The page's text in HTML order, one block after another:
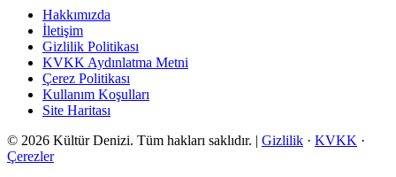
Hakkımızda
İletişim
Gizlilik Politikası
KVKK Aydınlatma Metni
Çerez Politikası
Kullanım Koşulları
Site Haritası
© 2026 Kültür Denizi. Tüm hakları saklıdır. | Gizlilik · KVKK ·
Çerezler